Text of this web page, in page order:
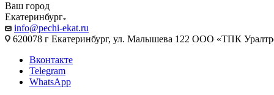
Ваш город
Екатеринбург
info@pechi-ekat.ru
620078 г Екатеринбург, ул. Малышева 122 ООО «ТПК
Вконтакте
Telegram
WhatsApp